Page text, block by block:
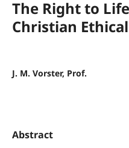
The Right to
Christian
J. M. Vorster, Prof.
Abstract